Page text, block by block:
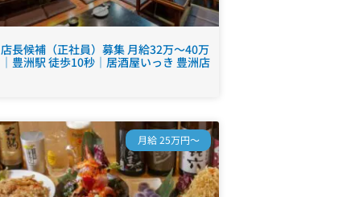
店長候補（正社員）募集 月給32万～40万
｜豊洲駅 徒歩10秒｜居酒屋いっき 豊洲店
月給 25万円～